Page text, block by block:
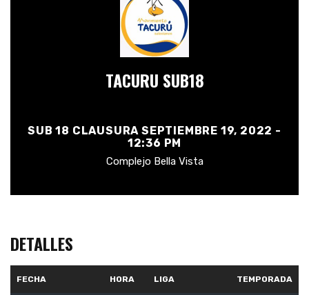
TACURU SUB18
SUB 18 CLAUSURA SEPTIEMBRE 19, 2022 -
12:36 PM
Complejo Bella Vista
DETALLES
FECHA HORA LIGA TEMPORADA